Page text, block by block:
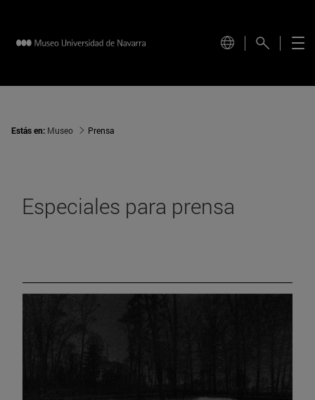
Estás en: Museo Prensa
Especiales para prensa